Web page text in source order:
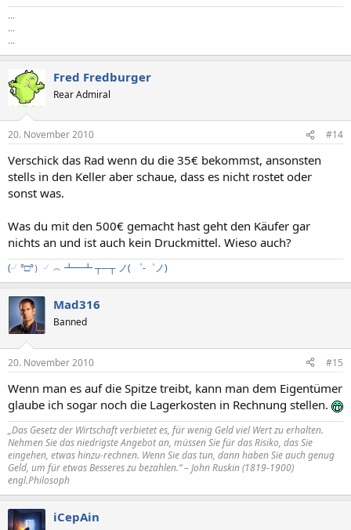
...
...
...
Fred Fredburger
Rear Admiral
20. November 2010 #14
Verschick das Rad wenn du die 35€ bekommst, ansonsten
stells in den Keller aber schaue, dass es nicht rostet oder
sonst was.
Was du mit den 500€ gemacht hast geht den Käufer gar
nichts an und ist auch kein Druckmittel. Wieso auch?
(╯°□°）╯︵ ┻━┻┬─┬ ノ( ゜-゜ノ)
Mad316
Banned
20. November 2010 #15
Wenn man es auf die Spitze treibt, kann man dem Eigentümer
glaube ich sogar noch die Lagerkosten in Rechnung stellen.
„Das Gesetz der Wirtschaft verbietet es, für wenig Geld viel Wert zu erhalten.
Nehmen Sie das niedrigste Angebot an, müssen Sie für das Risiko, das Sie
eingehen, etwas hinzu-rechnen. Wenn Sie das tun, dann haben Sie auch genug
Geld, um für etwas Besseres zu bezahlen.“ – John Ruskin (1819-1900)
engl.Philosoph
iCepAin